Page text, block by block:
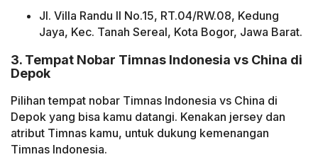
Jl. Villa Randu II No.15, RT.04/RW.08, Kedung
Jaya, Kec. Tanah Sereal, Kota Bogor, Jawa Barat.
3. Tempat Nobar Timnas Indonesia vs China di
Depok
Pilihan tempat nobar Timnas Indonesia vs China di
Depok yang bisa kamu datangi. Kenakan jersey dan
atribut Timnas kamu, untuk dukung kemenangan
Timnas Indonesia.